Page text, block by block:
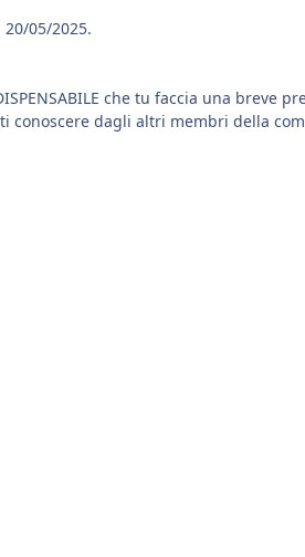
05/2025.
che tu faccia una breve
conoscere dagli altri membri della